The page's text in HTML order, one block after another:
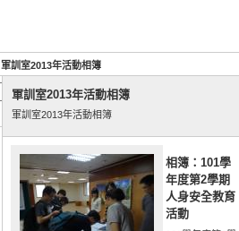
軍訓室2013年活動相簿
軍訓室2013年活動相簿
軍訓室2013年活動相簿
相簿：101學
年度第2學期
人身安全教育
活動